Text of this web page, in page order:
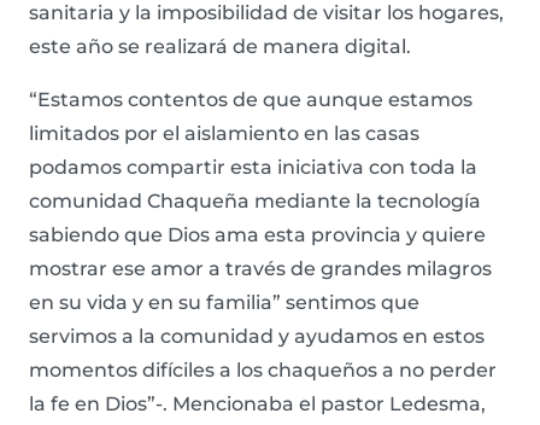
sanitaria y la imposibilidad de visitar los hogares,
este año se realizará de manera digital.
“Estamos contentos de que aunque estamos
limitados por el aislamiento en las casas
podamos compartir esta iniciativa con toda la
comunidad Chaqueña mediante la tecnología
sabiendo que Dios ama esta provincia y quiere
mostrar ese amor a través de grandes milagros
en su vida y en su familia” sentimos que
servimos a la comunidad y ayudamos en estos
momentos difíciles a los chaqueños a no perder
la fe en Dios”-. Mencionaba el pastor Ledesma,